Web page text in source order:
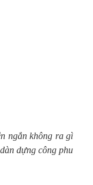
ngắn không ra gì
dựng công phu